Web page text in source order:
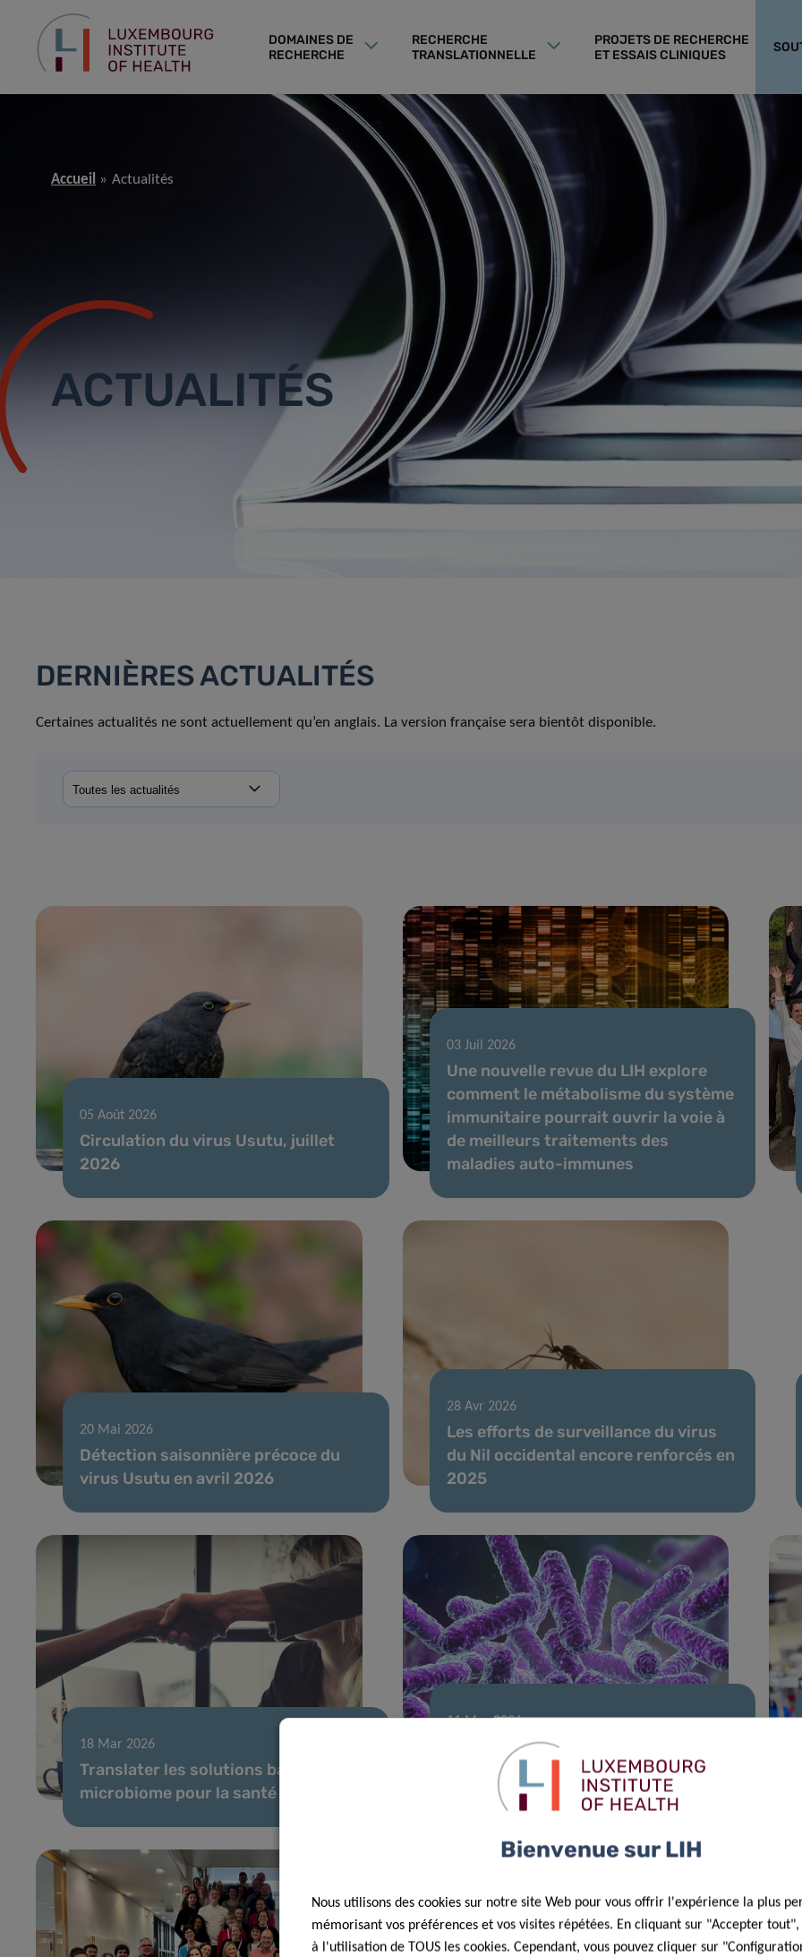
DOMAINES DE
RECHERCHE
RECHERCHE
TRANSLATIONNELLE
PROJETS DE RECHERCHE
ET ESSAIS CLINIQUES
Accueil Actualités
ACTUALITÉS
DERNIÈRES ACTUALITÉS
Certaines actualités ne sont actuellement qu’en anglais. La version française sera bientôt disponible.
05 Août 2026
Circulation du virus Usutu, juillet
2026
03 Juil 2026
Une nouvelle revue du LIH explore
comment le métabolisme du système
immunitaire pourrait ouvrir la voie à
de meilleurs traitements des
maladies auto-immunes
20 Mai 2026
Détection saisonnière précoce du
virus Usutu en avril 2026
28 Avr 2026
Les efforts de surveillance du virus
du Nil occidental encore renforcés en
2025
18 Mar 2026
Translater les solutions basées sur le
microbiome pour la santé intestinale
11 Mar 2026
Projet du LIH sur le microbiome
soutenu par une bourse
postdoctorale MSCA
Bienvenue sur LIH
Nous utilisons des cookies sur notre site Web pour vous offrir l'expérience la plus
mémorisant vos préférences et vos visites répétées. En cliquant sur "Accepter tout",
à l'utilisation de TOUS les cookies. Cependant, vous pouvez cliquer sur